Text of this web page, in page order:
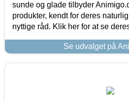
sunde og glade tilbyder
produkter, kendt for deres
nyttige råd. Klik her for at se
Se udvalget på